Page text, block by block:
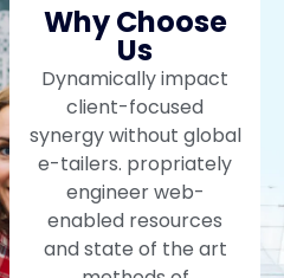
Why Choose
Us
Dynamically impact
client-focused
synergy without global
e-tailers. propriately
engineer web-
enabled resources
and state of the art